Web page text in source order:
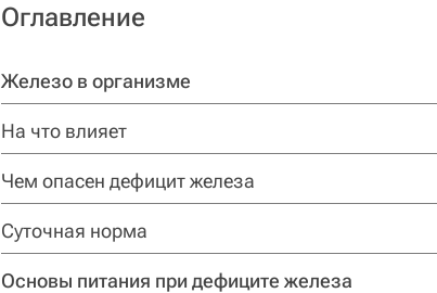
Оглавление
Железо в организме
На что влияет
Чем опасен дефицит железа
Суточная норма
Основы питания при дефиците железа